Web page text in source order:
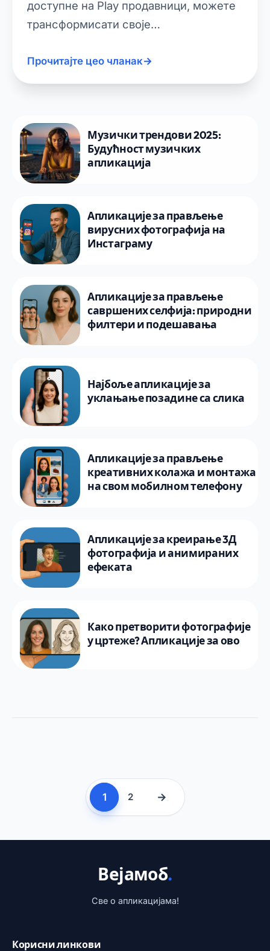
доступне на Play продавници, можете
трансформисати своје…
Прочитајте цео чланак→
Музички трендови 2025:
Будућност музичких
апликација
Апликације за прављење
вирусних фотографија на
Инстаграму
Апликације за прављење
савршених селфија: природни
филтери и подешавања
Најбоље апликације за
уклањање позадине са слика
Апликације за прављење
креативних колажа и монтажа
на свом мобилном телефону
Апликације за креирање 3Д
фотографија и анимираних
ефеката
Како претворити фотографије
у цртеже? Апликације за ово
1 2 →
Вејамоб.
Све о апликацијама!
Корисни линкови